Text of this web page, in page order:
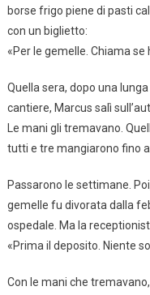
borse frigo piene di pasti
con un biglietto:
«Per le gemelle. Chiama se
Quella sera, dopo una
cantiere, Marcus salì
Le mani gli tremavano.
tutti e tre mangiarono fino a
Passarono le settimane.
gemelle fu divorata dalla
ospedale. Ma la
«Prima il deposito. Niente
Con le mani che